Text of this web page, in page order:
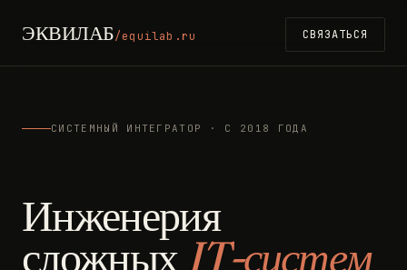
ЭКВИЛАБ/equilab.ru СВЯЗАТЬСЯ
СИСТЕМНЫЙ ИНТЕГРАТОР · С 2018 ГОДА
Инженерия
сложныхIT-систем